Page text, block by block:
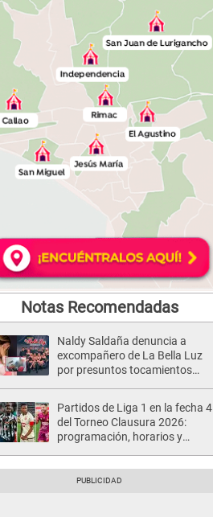
Notas Recomendadas
Naldy Saldaña denuncia a
excompañero de La Bella Luz
por presuntos tocamientos
Partidos de Liga 1 en la fecha 4
del Torneo Clausura 2026:
programación, horarios y